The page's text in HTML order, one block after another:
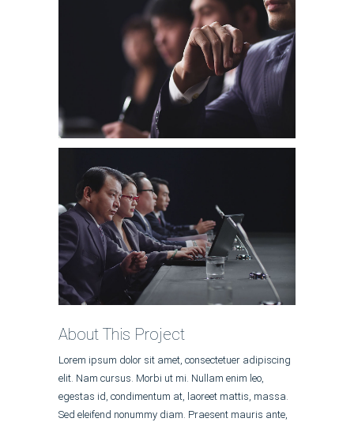
About This Project
Lorem ipsum dolor sit amet, consectetuer adipiscing
elit. Nam cursus. Morbi ut mi. Nullam enim leo,
egestas id, condimentum at, laoreet mattis, massa.
Sed eleifend nonummy diam. Praesent mauris ante,